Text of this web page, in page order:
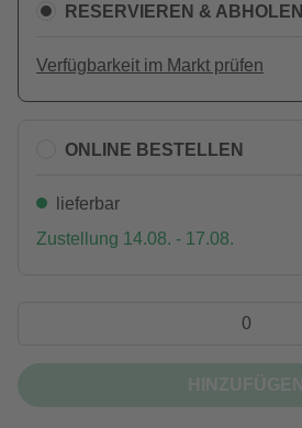
RESERVIEREN & ABHOLEN
Verfügbarkeit im Markt prüfen
ONLINE BESTELLEN
lieferbar
Zustellung 14.08. - 17.08.